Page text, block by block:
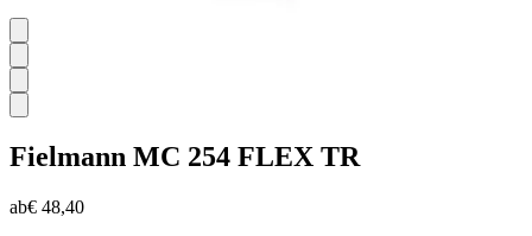
Fielmann MC 254 FLEX TR
ab€ 48,40